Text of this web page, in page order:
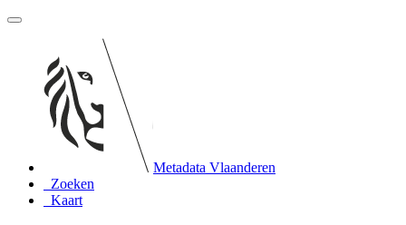
Metadata Vlaanderen
Zoeken
Kaart